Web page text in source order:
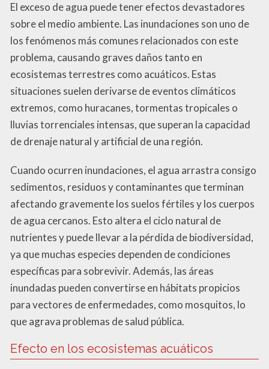
El exceso de agua puede tener efectos devastadores
sobre el medio ambiente. Las inundaciones son uno de
los fenómenos más comunes relacionados con este
problema, causando graves daños tanto en
ecosistemas terrestres como acuáticos. Estas
situaciones suelen derivarse de eventos climáticos
extremos, como huracanes, tormentas tropicales o
lluvias torrenciales intensas, que superan la capacidad
de drenaje natural y artificial de una región.
Cuando ocurren inundaciones, el agua arrastra consigo
sedimentos, residuos y contaminantes que terminan
afectando gravemente los suelos fértiles y los cuerpos
de agua cercanos. Esto altera el ciclo natural de
nutrientes y puede llevar a la pérdida de biodiversidad,
ya que muchas especies dependen de condiciones
específicas para sobrevivir. Además, las áreas
inundadas pueden convertirse en hábitats propicios
para vectores de enfermedades, como mosquitos, lo
que agrava problemas de salud pública.
Efecto en los ecosistemas acuáticos